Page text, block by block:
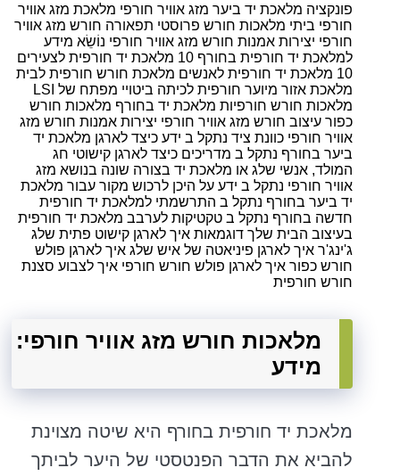
פונקציה מלאכת יד ביער מזג אוויר חורפי מלאכת מזג אוויר
חורפי ביתי מלאכות חורש פרוסטי תפאורה חורש מזג אוויר
חורפי יצירות אמנות חורש מזג אוויר חורפי נוֹשֵׂא מידע
למלאכת יד חורפית בחורף 10 מלאכת יד חורפית לצעירים
10 מלאכת יד חורפית לאנשים מלאכת חורש חורפית לבית
מלאכת אזור מיוער חורפית לכיתה ביטויי מפתח של LSI
מלאכות חורש חורפיות מלאכת יד בחורף מלאכות חורש
כפור עיצוב חורש מזג אוויר חורפי יצירות אמנות חורש מזג
אוויר חורפי כוונת ציד נתקל ב ידע כיצד לארגן מלאכת יד
ביער בחורף נתקל ב מדריכים כיצד לארגן קישוטי חג
המולד, אנשי שלג או מלאכת יד בצורה שונה בנושא מזג
אוויר חורפי נתקל ב ידע על היכן לרכוש מקור ​​עבור מלאכת
יד ביער בחורף נתקל ב התרשמתי למלאכת יד חורפית
חדשה בחורף נתקל ב טקטיקות לערבב מלאכת יד חורפית
בעיצוב הבית שלך דוגמאות איך לארגן קישוט פתית שלג
ג'ינג'ר איך לארגן פיניאטה של ​​איש שלג איך לארגן פולש
חורש כפור איך לארגן פולש חורש חורפי איך לצבוע סצנת
חורש חורפית
מלאכות חורש מזג אוויר חורפי:
מידע
מלאכת יד חורפית בחורף היא שיטה מצוינת
להביא את הדבר הפנטסטי של היער לביתך